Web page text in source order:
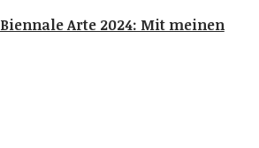
Biennale Arte 2024: Mit meinen